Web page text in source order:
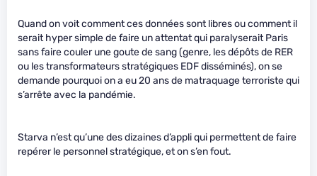
Quand on voit comment ces données sont libres ou comment il
serait hyper simple de faire un attentat qui paralyserait Paris
sans faire couler une goute de sang (genre, les dépôts de RER
ou les transformateurs stratégiques EDF disséminés), on se
demande pourquoi on a eu 20 ans de matraquage terroriste qui
s’arrête avec la pandémie.
Starva n’est qu’une des dizaines d’appli qui permettent de faire
repérer le personnel stratégique, et on s’en fout.